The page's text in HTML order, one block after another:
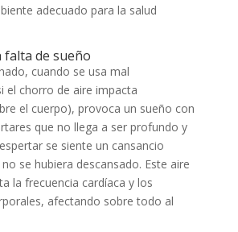
adecuado para la salud
falta de sueño
cuando se usa mal
el chorro de aire impacta
el cuerpo), provoca un sueño con
que no llega a ser profundo y
se siente un cansancio
se hubiera descansado. Este aire
la frecuencia cardíaca y los
afectando sobre todo al